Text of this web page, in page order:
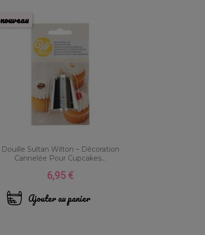
Douille Sultan Wilton – Décoration
Cannelée Pour Cupcakes...
Prix
6,95 €
Ajouter au panier
nouveau